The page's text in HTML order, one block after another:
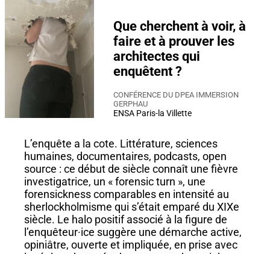
Que cherchent à voir, à
faire et à prouver les
architectes qui
enquêtent ?
CONFÉRENCE DU DPEA IMMERSION
GERPHAU
ENSA Paris-la Villette
L’enquête a la cote. Littérature, sciences
humaines, documentaires, podcasts, open
source : ce début de siècle connaît une fièvre
investigatrice, un « forensic turn », une
forensickness comparables en intensité au
sherlockholmisme qui s’était emparé du XIXe
siècle. Le halo positif associé à la figure de
l’enquêteur·ice suggère une démarche active,
opiniâtre, ouverte et impliquée, en prise avec